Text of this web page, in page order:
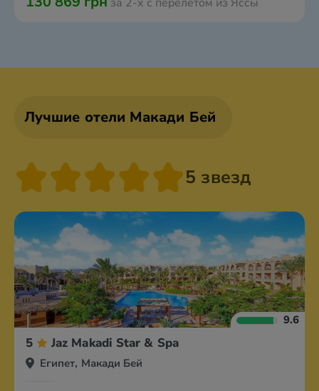
Лучшие отели Макади Бей
5 звезд
9.6
5 Jaz Makadi Star & Spa
Египет, Макади Бей